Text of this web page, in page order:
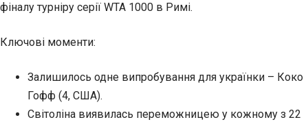
фіналу турніру серії WTA 1000 в Римі.
Ключові моменти:
Залишилось одне випробування для українки – Коко
Гофф (4, США).
Світоліна виявилась переможницею у кожному з 22